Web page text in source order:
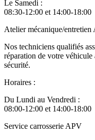
Le Samedi :
08:30-12:00 et 14:00-18:00
Atelier mécanique/entretien
Nos techniciens qualifiés
réparation de votre
sécurité.
Horaires :
Du Lundi au Vendredi :
08:00-12:00 et 14:00-18:00
Service carrosserie APV